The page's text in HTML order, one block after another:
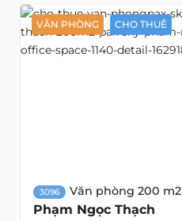
VĂN PHÒNG CHO THUÊ
3096 Văn phòng 200 m2
Phạm Ngọc Thạch